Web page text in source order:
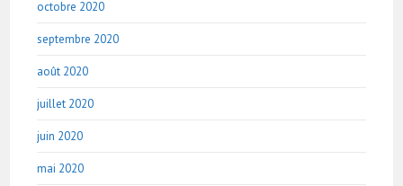
octobre 2020
septembre 2020
août 2020
juillet 2020
juin 2020
mai 2020